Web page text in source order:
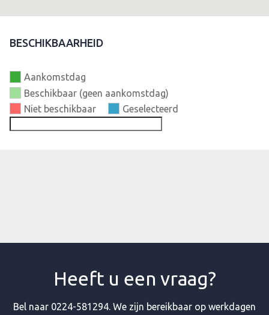
BESCHIKBAARHEID
Aankomstdag
Beschikbaar (geen aankomstdag)
Niet beschikbaar
Geselecteerd
Heeft u een vraag?
Bel naar 0224-581294. We zijn bereikbaar op werkdagen